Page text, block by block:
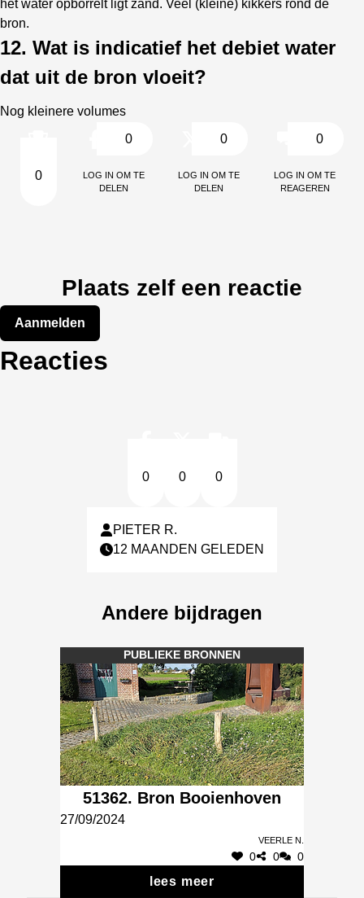
het water opborrelt ligt zand. Veel (kleine) kikkers rond de
bron.
12. Wat is indicatief het debiet water
dat uit de bron vloeit?
Nog kleinere volumes
0
0
Log in om te
delen
0
Log in om te
delen
0
Log in om te
reageren
Plaats zelf een reactie
Aanmelden
Reacties
0 0 0
PIETER R.
12 MAANDEN GELEDEN
Andere bijdragen
PUBLIEKE BRONNEN
51362. Bron Booienhoven
27/09/2024
Veerle N.
0 0 0
lees meer